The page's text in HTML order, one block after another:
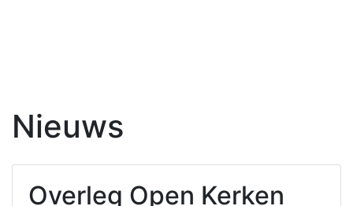
Nieuws
Overleg Open Kerken